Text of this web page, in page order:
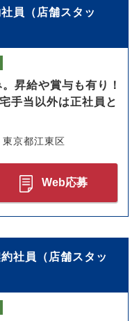
員（店舗スタッ
昇給や賞与も有り！
手当以外は正社員と
東京都江東区
Web応募
社員（店舗スタッ